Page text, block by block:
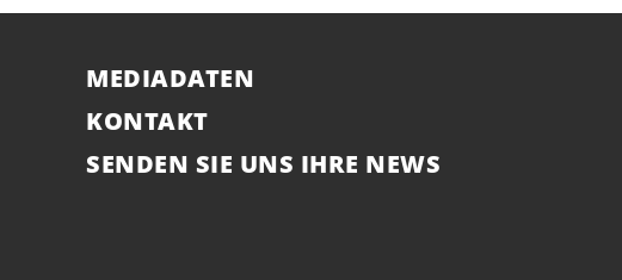
MEDIADATEN
KONTAKT
SENDEN SIE UNS IHRE NEWS